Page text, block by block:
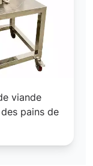
viande
pains de